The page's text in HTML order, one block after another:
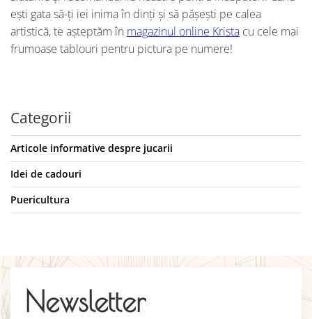
ești gata să-ți iei inima în dinți și să pășești pe calea
artistică, te așteptăm în magazinul online Krista cu cele mai
frumoase tablouri pentru pictura pe numere!
Categorii
Articole informative despre jucarii
Idei de cadouri
Puericultura
Newsletter